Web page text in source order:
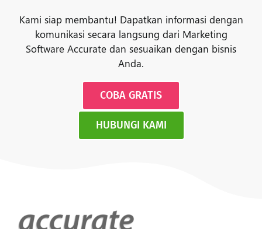
Kami siap membantu! Dapatkan informasi dengan
komunikasi secara langsung dari Marketing
Software Accurate dan sesuaikan dengan bisnis
Anda.
COBA GRATIS
HUBUNGI KAMI